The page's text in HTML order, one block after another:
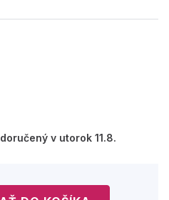
v utorok 11.8.